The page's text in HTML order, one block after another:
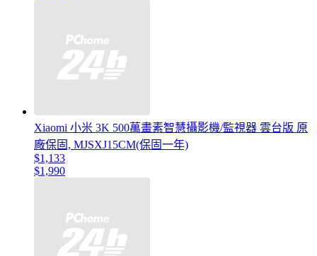
Xiaomi 小米 3K 500萬畫素智慧攝影機/監視器 雲台版 原
廠保固, MJSXJ15CM(保固一年)
$1,133
$1,990